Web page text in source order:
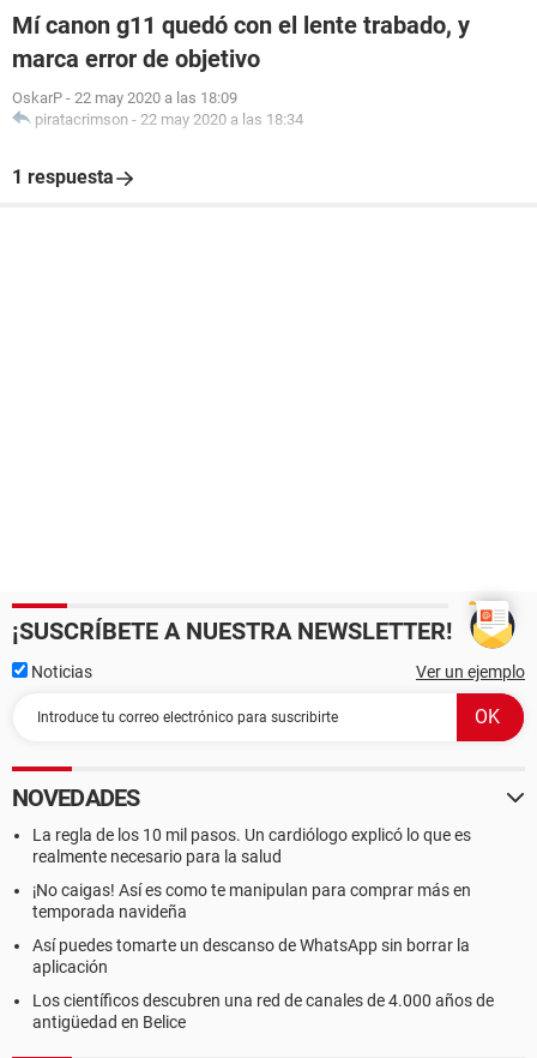
Mí canon g11 quedó con el lente trabado, y
marca error de objetivo
OskarP - 22 may 2020 a las 18:09
piratacrimson - 22 may 2020 a las 18:34
1 respuesta
¡SUSCRÍBETE A NUESTRA NEWSLETTER!
Noticias Ver un ejemplo
NOVEDADES
La regla de los 10 mil pasos. Un cardiólogo explicó lo que es
realmente necesario para la salud
¡No caigas! Así es como te manipulan para comprar más en
temporada navideña
Así puedes tomarte un descanso de WhatsApp sin borrar la
aplicación
Los científicos descubren una red de canales de 4.000 años de
antigüedad en Belice